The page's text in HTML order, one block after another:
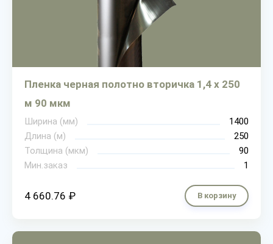
Пленка черная полотно вторичка 1,4 х 250
м 90 мкм
Ширина (мм)
1400
Длина (м)
250
Толщина (мкм)
90
Мин.заказ
1
4 660.76 ₽ В корзину